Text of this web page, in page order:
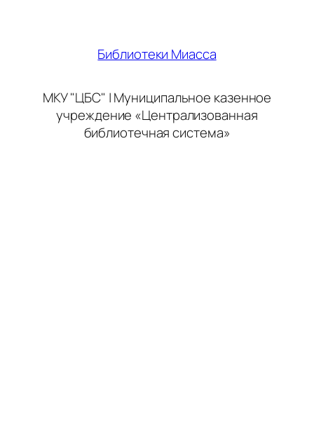
Библиотеки Миасса
МКУ "ЦБС" | Муниципальное казенное
учреждение «Централизованная
библиотечная система»